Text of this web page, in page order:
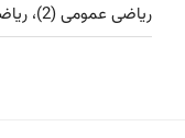
ریاضی عمومی (2)، ریاضی کاربردی